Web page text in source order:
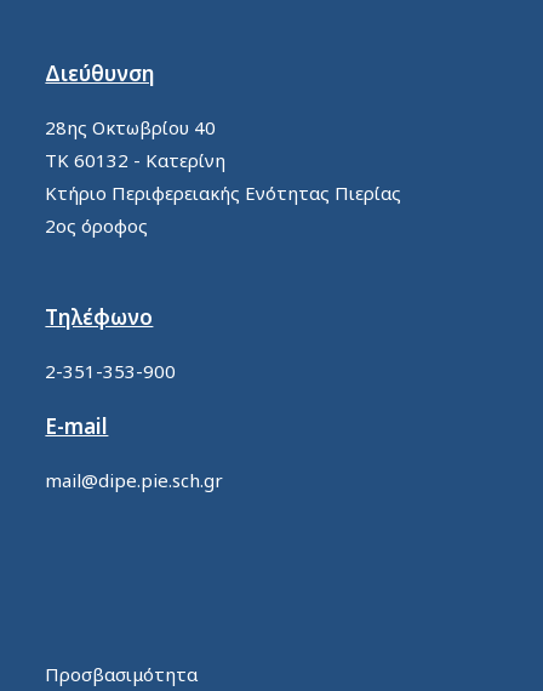
Διεύθυνση
28ης Οκτωβρίου 40
ΤΚ 60132 - Κατερίνη
Κτήριο Περιφερειακής Ενότητας Πιερίας
2ος όροφος
Τηλέφωνο
2-351-353-900
E-mail
mail@dipe.pie.sch.gr
Προσβασιμότητα